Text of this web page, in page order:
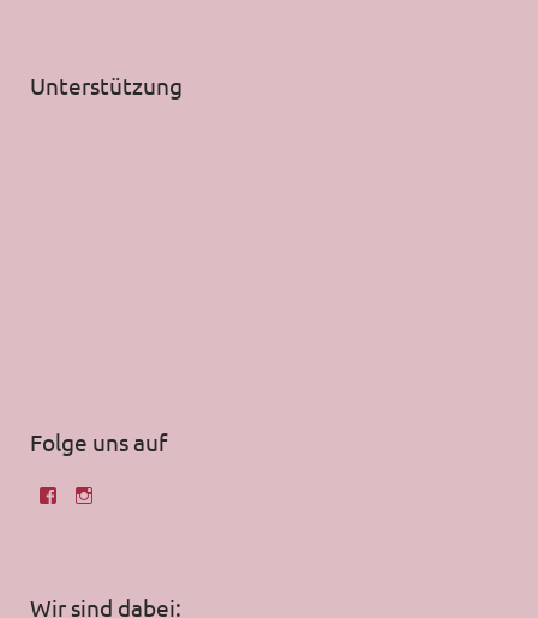
Unterstützung
Folge uns auf
Wir sind dabei: